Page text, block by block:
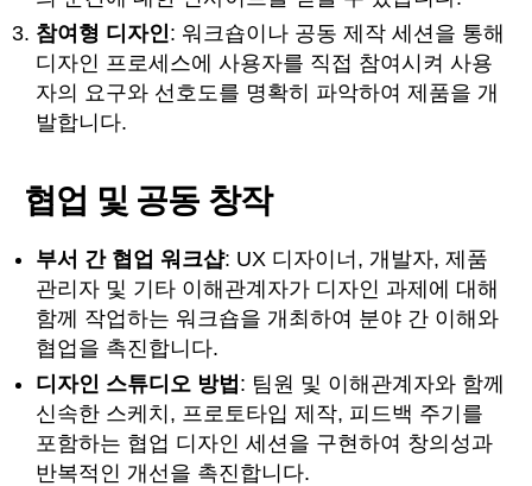
참여형 디자인: 워크숍이나 공동 제작 세션을 통해
디자인 프로세스에 사용자를 직접 참여시켜 사용
자의 요구와 선호도를 명확히 파악하여 제품을 개
발합니다.
협업 및 공동 창작
부서 간 협업 워크샵: UX 디자이너, 개발자, 제품
관리자 및 기타 이해관계자가 디자인 과제에 대해
함께 작업하는 워크숍을 개최하여 분야 간 이해와
협업을 촉진합니다.
디자인 스튜디오 방법 : 팀원 및 이해관계자와 함께
신속한 스케치, 프로토타입 제작, 피드백 주기를
포함하는 협업 디자인 세션을 구현하여 창의성과
반복적인 개선을 촉진합니다.